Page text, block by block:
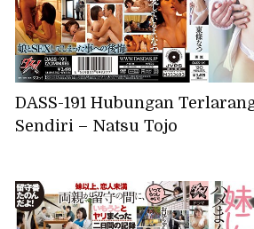
DASS-191 Hubungan
Sendiri – Natsu Tojo